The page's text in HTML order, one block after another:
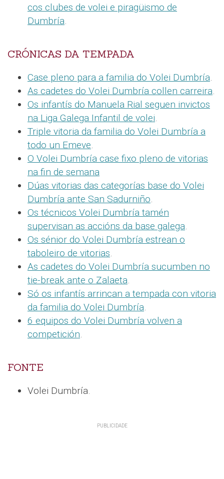
cos clubes de volei e piragüismo de
Dumbría.
CRÓNICAS DA TEMPADA
Case pleno para a familia do Volei Dumbría.
As cadetes do Volei Dumbría collen carreira.
Os infantís do Manuela Rial seguen invictos
na Liga Galega Infantil de volei.
Triple vitoria da familia do Volei Dumbría a
todo un Emeve.
O Volei Dumbría case fixo pleno de vitorias
na fin de semana
Dúas vitorias das categorías base do Volei
Dumbría ante San Sadurniño.
Os técnicos Volei Dumbría tamén
supervisan as accións da base galega.
Os sénior do Volei Dumbría estrean o
taboleiro de vitorias.
As cadetes do Volei Dumbría sucumben no
tie-break ante o Zalaeta.
Só os infantís arrincan a tempada con vitoria
da familia do Volei Dumbría.
6 equipos do Volei Dumbría volven a
competición.
FONTE
Volei Dumbría.